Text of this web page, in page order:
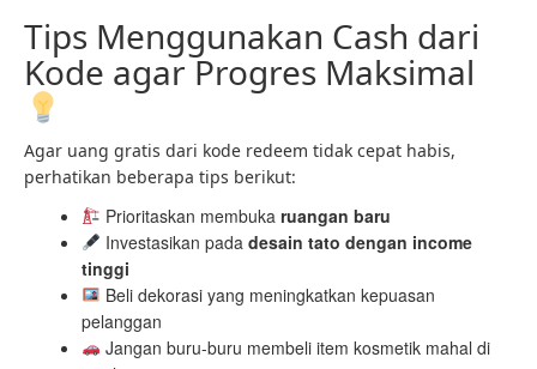
Tips Menggunakan Cash dari
Kode agar Progres Maksimal
Agar uang gratis dari kode redeem tidak cepat habis,
perhatikan beberapa tips berikut:
Prioritaskan membuka ruangan baru
Investasikan pada desain tato dengan income
tinggi
Beli dekorasi yang meningkatkan kepuasan
pelanggan
Jangan buru-buru membeli item kosmetik mahal di